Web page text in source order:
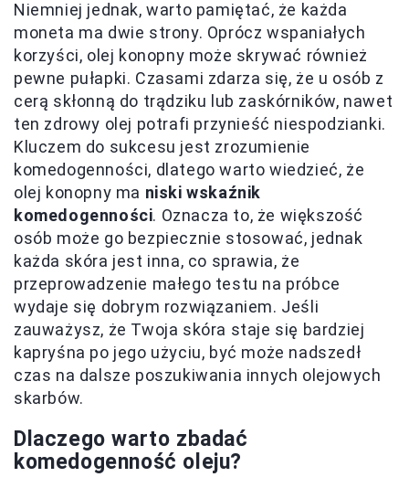
Niemniej jednak, warto pamiętać, że każda
moneta ma dwie strony. Oprócz wspaniałych
korzyści, olej konopny może skrywać również
pewne pułapki. Czasami zdarza się, że u osób z
cerą skłonną do trądziku lub zaskórników, nawet
ten zdrowy olej potrafi przynieść niespodzianki.
Kluczem do sukcesu jest zrozumienie
komedogenności, dlatego warto wiedzieć, że
olej konopny ma niski wskaźnik
komedogenności. Oznacza to, że większość
osób może go bezpiecznie stosować, jednak
każda skóra jest inna, co sprawia, że
przeprowadzenie małego testu na próbce
wydaje się dobrym rozwiązaniem. Jeśli
zauważysz, że Twoja skóra staje się bardziej
kapryśna po jego użyciu, być może nadszedł
czas na dalsze poszukiwania innych olejowych
skarbów.
Dlaczego warto zbadać
komedogenność oleju?